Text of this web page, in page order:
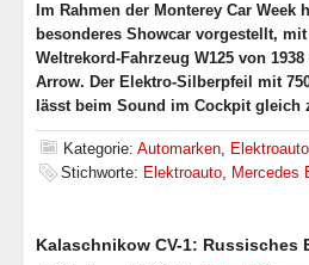
Im Rahmen der Monterey Car
besonderes Showcar vorgestellt,
Weltrekord-Fahrzeug W125 von
Arrow. Der Elektro-Silberpfeil mit
lässt beim Sound im Cockpit gleich
Kategorie: Automarken, Elektroauto
Stichworte: Elektroauto, Mercedes
Kalaschnikow CV-1: Russisches